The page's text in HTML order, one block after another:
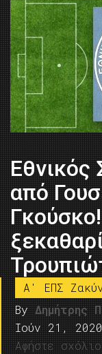
Εθνικός
από
A' ΕΠΣ
By Δημήτρης
Ιούν 21, 2020
Αφήστε σχόλιο